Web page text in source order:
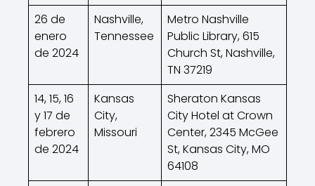
26 de
enero
de 2024
Nashville,
Tennessee
Metro Nashville
Public Library, 615
Church St, Nashville,
TN 37219
14, 15, 16
y 17 de
febrero
de 2024
Kansas
City,
Missouri
Sheraton Kansas
City Hotel at Crown
Center, 2345 McGee
St, Kansas City, MO
64108